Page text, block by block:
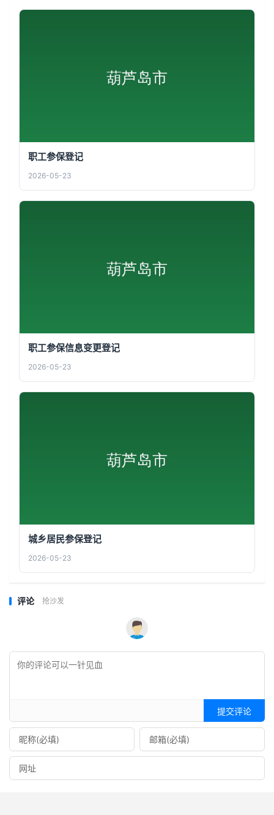
职工参保登记
2026-05-23
职工参保信息变更登记
2026-05-23
城乡居民参保登记
2026-05-23
评论 抢沙发
提交评论